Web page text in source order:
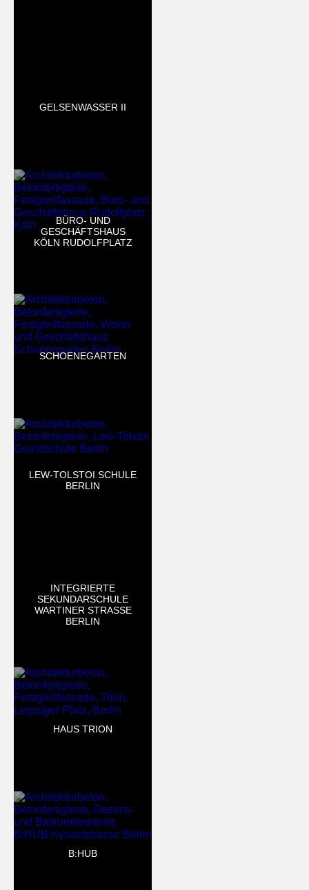
GELSENWASSER II
BÜRO- UND
GESCHÄFTSHAUS
KÖLN RUDOLFPLATZ
SCHOENEGARTEN
LEW-TOLSTOI SCHULE
BERLIN
INTEGRIERTE
SEKUNDARSCHULE
WARTINER STRASSE B
ERLIN
HAUS TRION
B:HUB